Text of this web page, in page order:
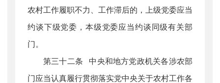
农村工作履职不力、工作滞后的，上级党委应当
约谈下级党委，本级党委应当约谈同级有关部
门。
第三十二条 中央和地方党政机关各涉农部
门应当认真履行贯彻落实党中央关于农村工作各